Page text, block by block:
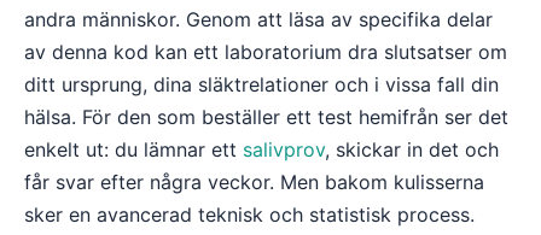
andra människor. Genom att läsa av specifika delar
av denna kod kan ett laboratorium dra slutsatser om
ditt ursprung, dina släktrelationer och i vissa fall din
hälsa. För den som beställer ett test hemifrån ser det
enkelt ut: du lämnar ett salivprov, skickar in det och
får svar efter några veckor. Men bakom kulisserna
sker en avancerad teknisk och statistisk process.